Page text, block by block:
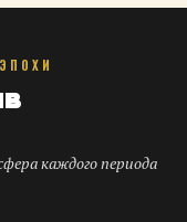
каждого периода